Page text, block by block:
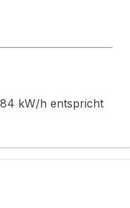
Zweifamilienhaus,
erfüllen.
kW/h entspricht